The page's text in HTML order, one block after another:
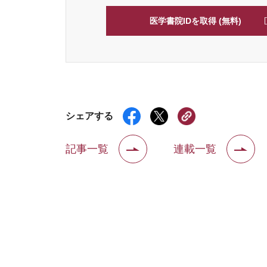
医学書院IDを取得 (無料)
シェアする
記事一覧 連載一覧